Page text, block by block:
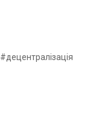
#децентралізація